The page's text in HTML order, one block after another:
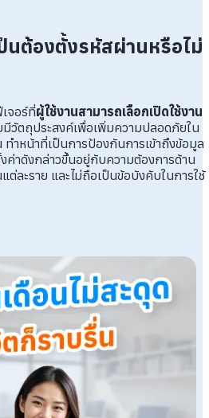
นต้องตั้งรหัสผ่านหรือไม่
จอร์ที่ผู้ใช้งานสามารถเลือกเปิดใช้งาน
มีวัตถุประสงค์เพื่อเพิ่มความปลอดภัยใน
ทำหน้าที่เป็นการป้องกันการเข้าถึงข้อมูล
ค่าดังกล่าวขึ้นอยู่กับความต้องการด้าน
ต่ละราย และไม่ถือเป็นข้อบังคับในการใช้